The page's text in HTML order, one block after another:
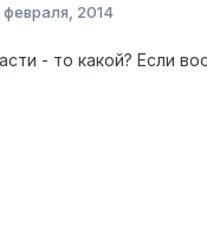
февраля, 2014
- то какой? Если